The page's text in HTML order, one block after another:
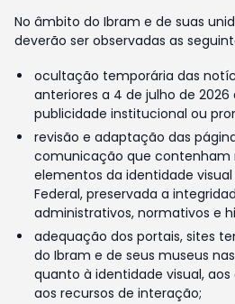
No âmbito do Ibram e de suas
deverão ser observadas as
ocultação temporária das
anteriores a 4 de julho de
publicidade institucional ou
revisão e adaptação das
comunicação que contenham
elementos da identidade
Federal, preservada a
administrativos, normativos e
adequação dos portais, sites
do Ibram e de seus museus
quanto à identidade visual,
aos recursos de interação;